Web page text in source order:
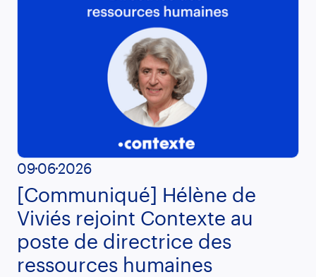
09062026
[Communiqué] Hélène de
Viviés rejoint Contexte au
poste de directrice des
ressources humaines